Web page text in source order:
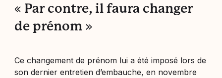
« Par contre, il faura changer
de prénom »
Ce changement de prénom lui a été imposé lors de
son dernier entretien d’embauche, en novembre